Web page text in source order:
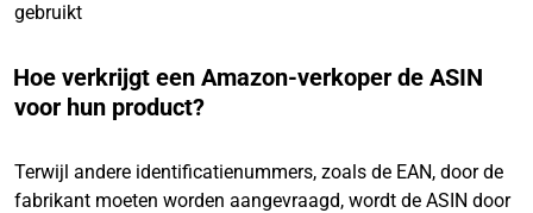
gebruikt
Hoe verkrijgt een Amazon-verkoper de ASIN
voor hun product?
Terwijl andere identificatienummers, zoals de EAN, door de
fabrikant moeten worden aangevraagd, wordt de ASIN door